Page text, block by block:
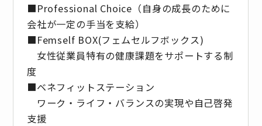
■Professional Choice（自身の成長のために
会社が⼀定の手当を支給）
■Femself BOX(フェムセルフボックス)
女性従業員特有の健康課題をサポートする制
度
■ベネフィットステーション
ワーク・ライフ・バランスの実現や自己啓発
支援